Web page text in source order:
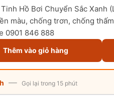
Hồ Bơi Chuyển Sắc Xanh
màu, chống trơn, chống
0901 846 888
Thêm vào giỏ hàng
— Gọi lại trong 15 phút